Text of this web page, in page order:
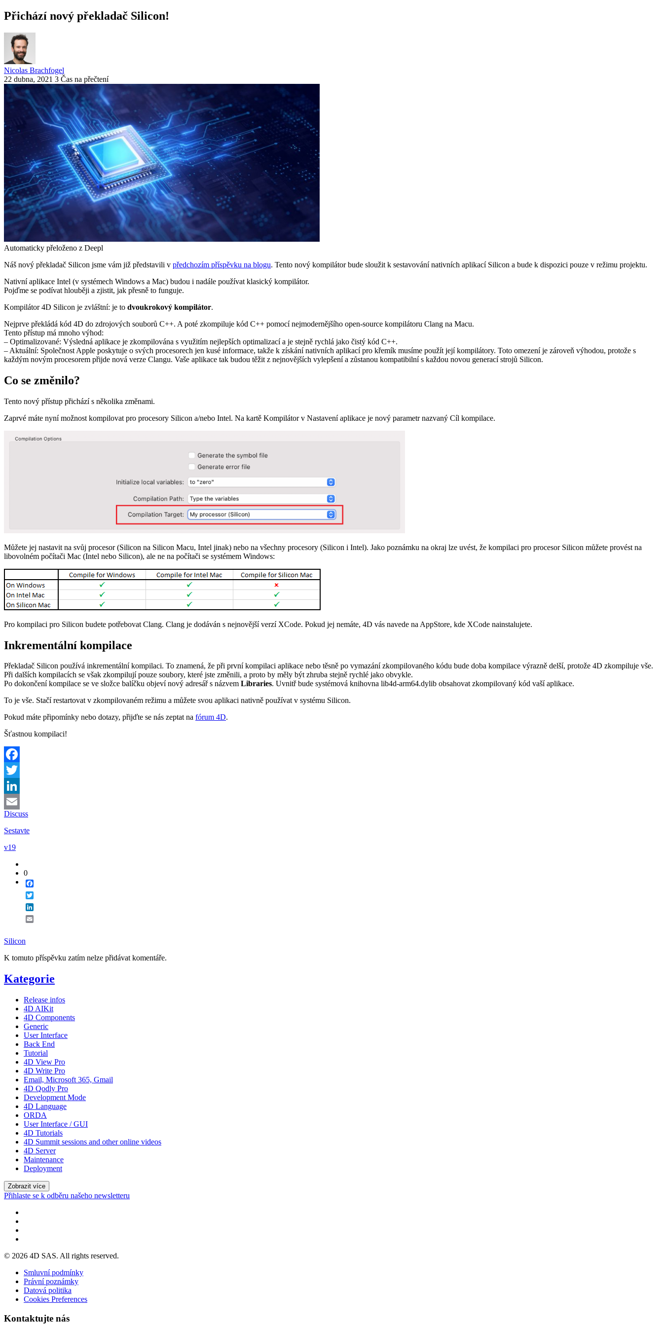
Přichází nový překladač Silicon!
Nicolas Brachfogel
22 dubna, 2021 3 Čas na přečtení
Automaticky přeloženo z Deepl
Náš nový překladač Silicon jsme vám již představili v předchozím příspěvku na blogu. Tento nový kompilátor bude sloužit k sestavování nativních aplikací Silicon a bude k dispozici pouze v režimu projektu.
Nativní aplikace Intel (v systémech Windows a Mac) budou i nadále používat klasický kompilátor.
Pojďme se podívat hlouběji a zjistit, jak přesně to funguje.
Kompilátor 4D Silicon je zvláštní: je to dvoukrokový kompilátor.
Nejprve překládá kód 4D do zdrojových souborů C++. A poté zkompiluje kód C++ pomocí nejmodernějšího open-source kompilátoru Clang na Macu.
Tento přístup má mnoho výhod:
– Optimalizované: Výsledná aplikace je zkompilována s využitím nejlepších optimalizací a je stejně rychlá jako čistý kód C++.
– Aktuální: Společnost Apple poskytuje o svých procesorech jen kusé informace, takže k získání nativních aplikací pro křemík musíme použít její kompilátory. Toto omezení je zároveň výhodou, protože s
každým novým procesorem přijde nová verze Clangu. Vaše aplikace tak budou těžit z nejnovějších vylepšení a zůstanou kompatibilní s každou novou generací strojů Silicon.
Co se změnilo?
Tento nový přístup přichází s několika změnami.
Zaprvé máte nyní možnost kompilovat pro procesory Silicon a/nebo Intel. Na kartě Kompilátor v Nastavení aplikace je nový parametr nazvaný Cíl kompilace.
Můžete jej nastavit na svůj procesor (Silicon na Silicon Macu, Intel jinak) nebo na všechny procesory (Silicon i Intel). Jako poznámku na okraj lze uvést, že kompilaci pro procesor Silicon můžete provést na
libovolném počítači Mac (Intel nebo Silicon), ale ne na počítači se systémem Windows:
Pro kompilaci pro Silicon budete potřebovat Clang. Clang je dodáván s nejnovější verzí XCode. Pokud jej nemáte, 4D vás navede na AppStore, kde XCode nainstalujete.
Inkrementální kompilace
Překladač Silicon používá inkrementální kompilaci. To znamená, že při první kompilaci aplikace nebo těsně po vymazání zkompilovaného kódu bude doba kompilace výrazně delší, protože 4D zkompiluje vše.
Při dalších kompilacích se však zkompilují pouze soubory, které jste změnili, a proto by měly být zhruba stejně rychlé jako obvykle.
Po dokončení kompilace se ve složce balíčku objeví nový adresář s názvem Libraries. Uvnitř bude systémová knihovna lib4d-arm64.dylib obsahovat zkompilovaný kód vaší aplikace.
To je vše. Stačí restartovat v zkompilovaném režimu a můžete svou aplikaci nativně používat v systému Silicon.
Pokud máte připomínky nebo dotazy, přijďte se nás zeptat na fórum 4D.
Šťastnou kompilaci!
Facebook
Twitter
LinkedIn
Email
Discuss
Sestavte
v19
0
Silicon
K tomuto příspěvku zatím nelze přidávat komentáře.
Kategorie
Release infos
4D AIKit
4D Components
Generic
User Interface
Back End
Tutorial
4D View Pro
4D Write Pro
Email, Microsoft 365, Gmail
4D Qodly Pro
Development Mode
4D Language
ORDA
User Interface / GUI
4D Tutorials
4D Summit sessions and other online videos
4D Server
Maintenance
Deployment
Zobrazit více
Přihlaste se k odběru našeho newsletteru
© 2026 4D SAS. All rights reserved.
Smluvní podmínky
Právní poznámky
Datová politika
Cookies Preferences
Kontaktujte nás